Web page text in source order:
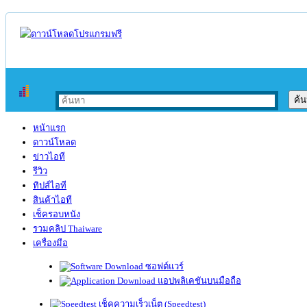
หน้าแรก
ดาวน์โหลด
ข่าวไอที
รีวิว
ทิปส์ไอที
สินค้าไอที
เช็ครอบหนัง
รวมคลิป Thaiware
เครื่องมือ
ซอฟต์แวร์
แอปพลิเคชันบนมือถือ
เช็คความเร็วเน็ต (Speedtest)